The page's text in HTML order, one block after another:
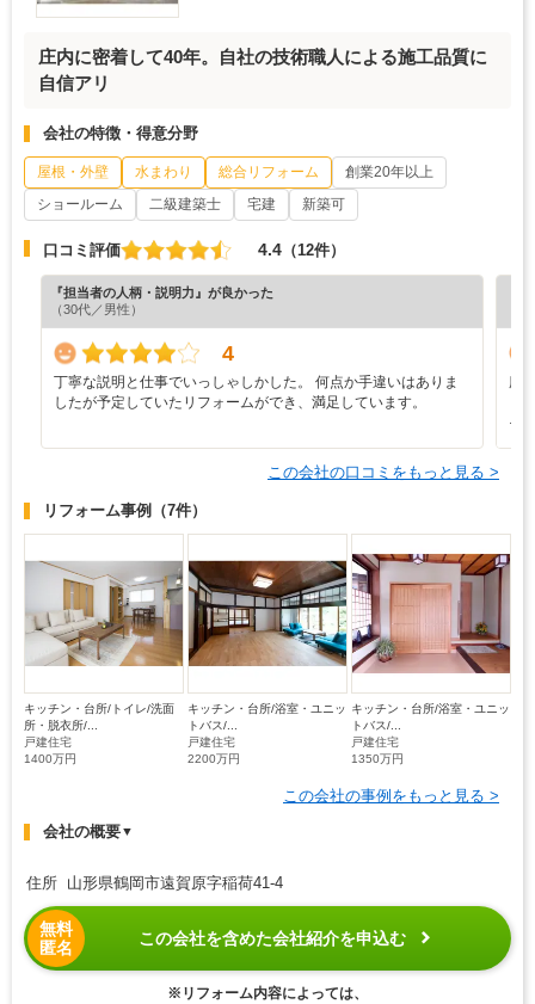
庄内に密着して40年。自社の技術職人による施工品質に
自信アリ
会社の特徴・得意分野
屋根・外壁 水まわり 総合リフォーム
創業20年以上
ショールーム
二級建築士 宅建 新築可
口コミ評価 4.4 （12件）
『担当者の人柄・説明力』が良かった
（30代／男性）
4
丁寧な説明と仕事でいっしゃしかした。 何点か手違いはありま
したが予定していたリフォームができ、満足しています。
廊
そ
この会社の口コミをもっと見る >
リフォーム事例 （7件）
キッチン・台所/トイレ/洗面
所・脱衣所/...
戸建住宅
1400万円
キッチン・台所/浴室・ユニッ
トバス/...
戸建住宅
2200万円
キッチン・台所/浴室・ユニッ
トバス/...
戸建住宅
1350万円
この会社の事例をもっと見る >
会社の概要▼
住所 山形県鶴岡市遠賀原字稲荷41-4
無料
匿名
この会社を含めた会社紹介を申込む
※リフォーム内容によっては、